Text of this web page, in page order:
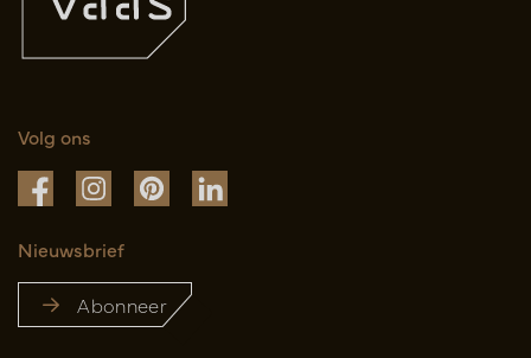
Volg ons
Nieuwsbrief
Abonneer